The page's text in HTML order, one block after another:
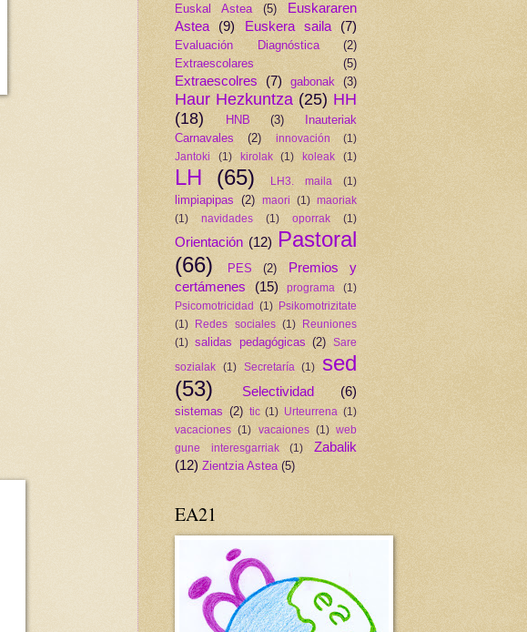
Euskal Astea (5)
Euskararen
Astea
(9) Euskera saila (7)
Evaluación Diagnóstica
(2)
Extraescolares
(5)
Extraescolres (7) gabonak (3)
Haur Hezkuntza (25) HH
(18)
HNB (3)
Inauteriak
Carnavales
(2) innovación
(1)
Jantoki
(1) kirolak (1) koleak (1)
LH (65) LH3. maila (1)
limpiapipas (2) maori (1) maoriak
(1)
navidades (1) oporrak (1)
Orientación (12)
Pastoral
(66)
PES (2)
Premios y
certámenes
(15) programa
(1)
Psicomotricidad
(1)
Psikomotrizitate
(1)
Redes sociales (1)
Reuniones
(1) salidas pedagógicas (2) Sare
sozialak (1) Secretaría (1)
sed
(53)
Selectividad (6)
sistemas (2) tic (1) Urteurrena (1)
vacaciones (1) vacaiones (1) web
gune interesgarriak
(1)
Zabalik
(12) Zientzia Astea (5)
EA21